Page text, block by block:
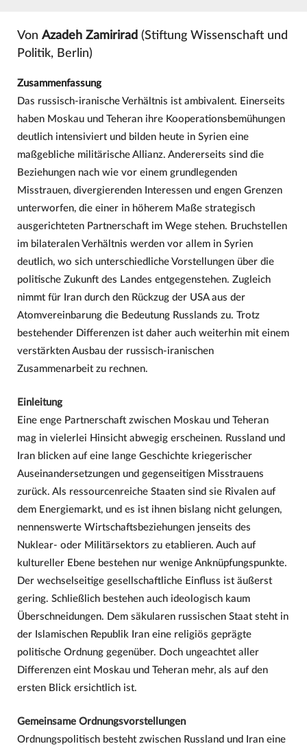
Von Azadeh Zamirirad (Stiftung Wissenschaft und
Politik, Berlin)
Zusammenfassung
Das russisch-iranische Verhältnis ist ambivalent. Einerseits
haben Moskau und Teheran ihre Kooperationsbemühungen
deutlich intensiviert und bilden heute in Syrien eine
maßgebliche militärische Allianz. Andererseits sind die
Beziehungen nach wie vor einem grundlegenden
Misstrauen, divergierenden Interessen und engen Grenzen
unterworfen, die einer in höherem Maße strategisch
ausgerichteten Partnerschaft im Wege stehen. Bruchstellen
im bilateralen Verhältnis werden vor allem in Syrien
deutlich, wo sich unterschiedliche Vorstellungen über die
politische Zukunft des Landes entgegenstehen. Zugleich
nimmt für Iran durch den Rückzug der USA aus der
Atomvereinbarung die Bedeutung Russlands zu. Trotz
bestehender Differenzen ist daher auch weiterhin mit einem
verstärkten Ausbau der russisch-iranischen
Zusammenarbeit zu rechnen.
Einleitung
Eine enge Partnerschaft zwischen Moskau und Teheran
mag in vielerlei Hinsicht abwegig erscheinen. Russland und
Iran blicken auf eine lange Geschichte kriegerischer
Auseinandersetzungen und gegenseitigen Misstrauens
zurück. Als ressourcenreiche Staaten sind sie Rivalen auf
dem Energiemarkt, und es ist ihnen bislang nicht gelungen,
nennenswerte Wirtschaftsbeziehungen jenseits des
Nuklear- oder Militärsektors zu etablieren. Auch auf
kultureller Ebene bestehen nur wenige Anknüpfungspunkte.
Der wechselseitige gesellschaftliche Einfluss ist äußerst
gering. Schließlich bestehen auch ideologisch kaum
Überschneidungen. Dem säkularen russischen Staat steht in
der Islamischen Republik Iran eine religiös geprägte
politische Ordnung gegenüber. Doch ungeachtet aller
Differenzen eint Moskau und Teheran mehr, als auf den
ersten Blick ersichtlich ist.
Gemeinsame Ordnungsvorstellungen
Ordnungspolitisch besteht zwischen Russland und Iran eine